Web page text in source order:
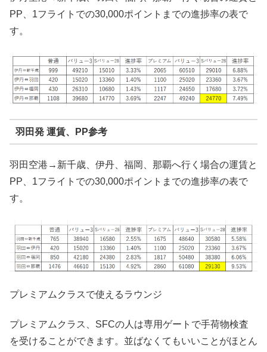
PP、1フライトでの30,000ポイントまでの進捗率の表で
す。
羽田発 運賃、PP参考
羽田空港→新千歳、伊丹、福岡、那覇へ行く場合の運賃と
PP、1フライトでの30,000ポイントまでの進捗率の表で
す。
プレミアムクラスで使えるラウンジ
プレミアムクラス、SFCの人は専用ゲートで手荷物検査
を受けることができます。並ばなくてもいいことがほとん